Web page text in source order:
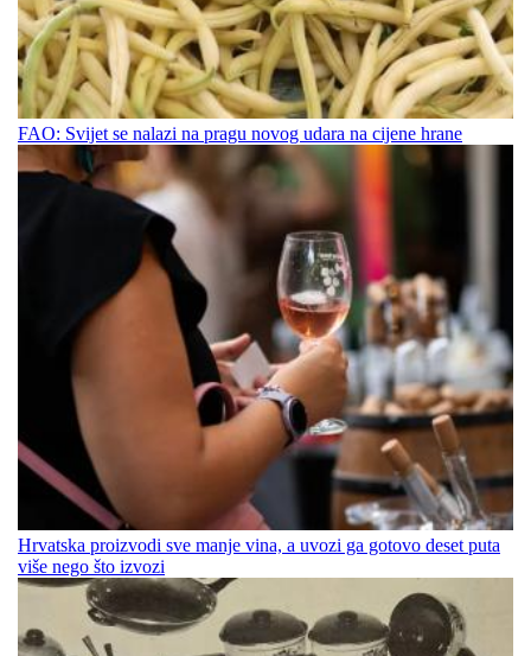
FAO: Svijet se nalazi na pragu novog udara na cijene hrane
Hrvatska proizvodi sve manje vina, a uvozi ga gotovo deset puta
više nego što izvozi